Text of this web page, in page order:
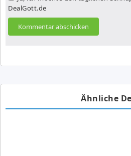
DealGott.de
Ähnliche